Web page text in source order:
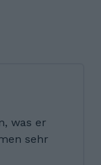
was er
sehr